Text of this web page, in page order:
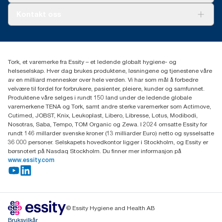
(+47) 22 70 62 00
Fredrik Selmers vei 6
0603 OSLO
Tork, et varemerke fra Essity – et ledende globalt hygiene- og
helseselskap. Hver dag brukes produktene, løsningene og tjenestene våre
av en milliard mennesker over hele verden. Vi har som mål å forbedre
velvære til fordel for forbrukere, pasienter, pleiere, kunder og samfunnet.
Produktene våre selges i rundt 150 land under de ledende globale
varemerkene TENA og Tork, samt andre sterke varemerker som Actimove,
Cutimed, JOBST, Knix, Leukoplast, Libero, Libresse, Lotus, Modibodi,
Nosotras, Saba, Tempo, TOM Organic og Zewa. I 2024 omsatte Essity for
rundt 146 millarder svenske kroner (13 milliarder Euro) netto og sysselsatte
36 000 personer. Selskapets hovedkontor ligger i Stockholm, og Essity er
børsnotert på Nasdaq Stockholm. Du finner mer informasjon på
www.essity.com
© Essity Hygiene and Health AB
Bruksvilkår